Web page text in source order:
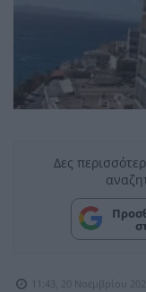
Δες
11:43, 20 Νοεμβρίου 2025